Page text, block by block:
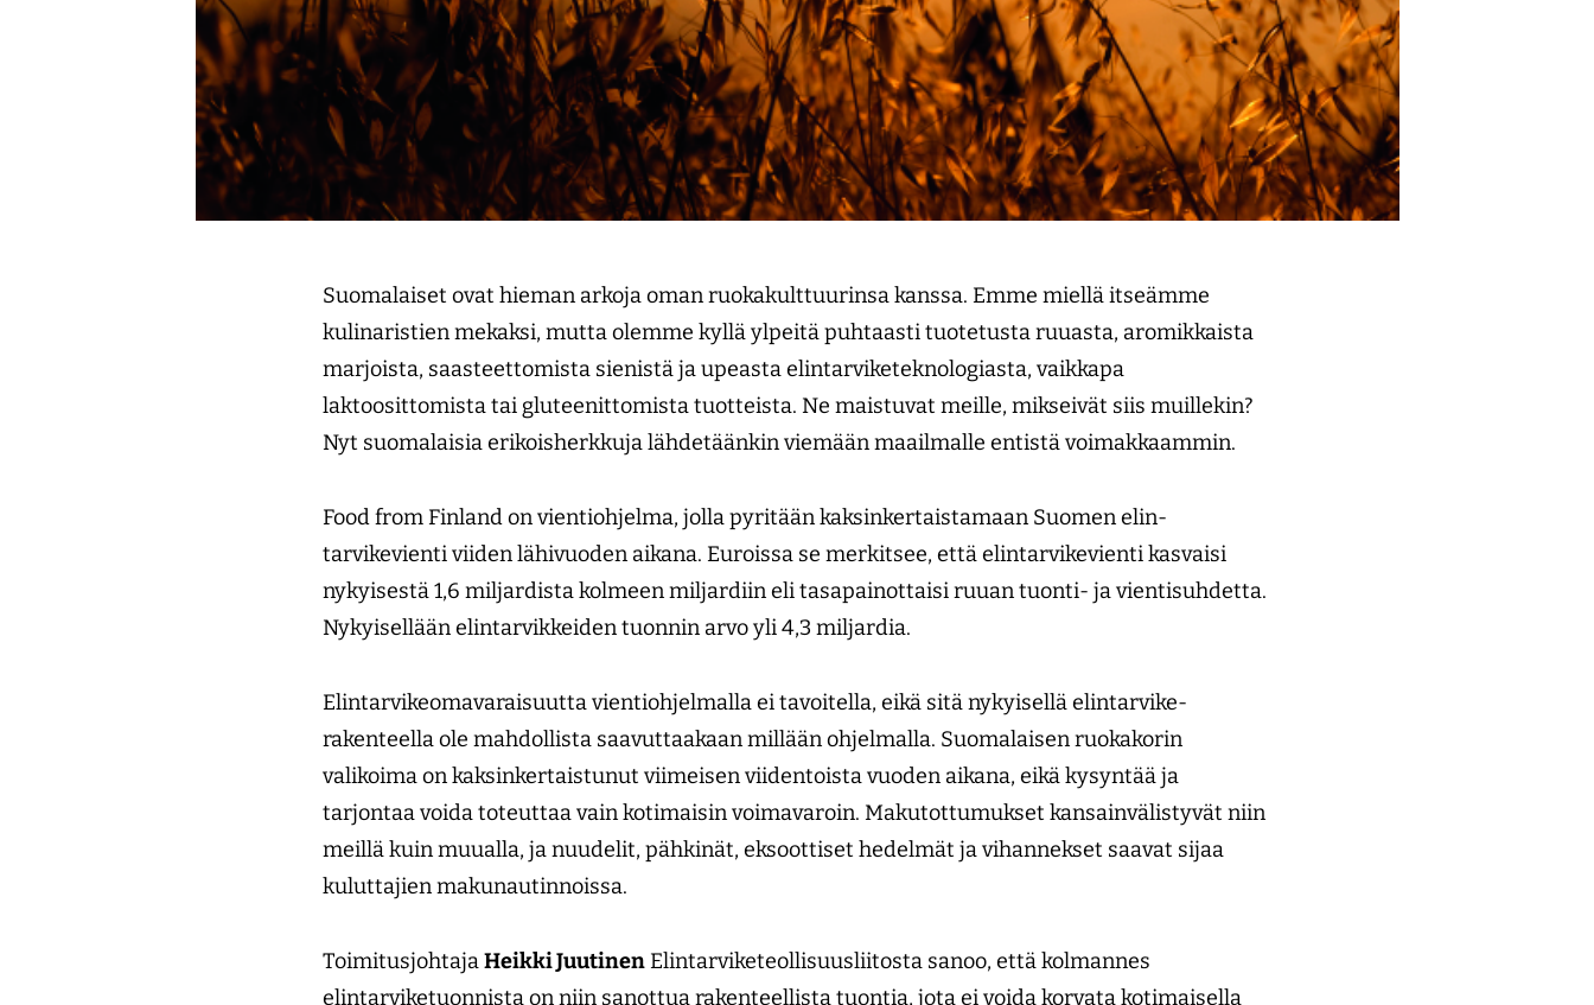
Suomalaiset ovat hieman arkoja oman ruokakulttuurinsa kanssa. Emme miellä itseämme
kulinaristien mekaksi, mutta olemme kyllä ylpeitä puhtaasti tuotetusta ruuasta, aromikkaista
marjoista, saasteettomista sienistä ja upeasta elintarviketeknologiasta, vaikkapa
laktoosittomista tai gluteenittomista tuotteista. Ne maistuvat meille, mikseivät siis muillekin?
Nyt suomalaisia erikoisherkkuja lähdetäänkin viemään maailmalle entistä voimakkaammin.
Food from Finland on vientiohjelma, jolla pyritään kaksinkertaistamaan Suomen elin­
tarvikevienti viiden lähivuoden aikana. Euroissa se merkitsee, että elintarvikevienti kasvaisi
nykyisestä 1,6 miljardista kolmeen miljardiin eli tasapainottaisi ruuan tuonti- ja vientisuhdetta.
Nykyisellään elintarvikkeiden tuonnin arvo yli 4,3 miljardia.
Elintarvikeomavaraisuutta vientiohjelmalla ei tavoitella, eikä sitä nykyisellä elintarvike­
rakenteella ole mahdollista saavuttaakaan millään ohjelmalla. Suomalaisen ruokakorin
valikoima on kaksinkertaistunut viimeisen viidentoista vuoden aikana, eikä kysyntää ja
tarjontaa voida toteuttaa vain kotimaisin voimavaroin. Makutottumukset kansainvälistyvät niin
meillä kuin muualla, ja nuudelit, pähkinät, eksoottiset hedelmät ja vihannekset saavat sijaa
kuluttajien makunautinnoissa.
ToimitusjohtajaHeikki JuutinenElin­tarvike­teollisuusliitosta sanoo, että kolmannes
elintarviketuonnista on niin sanottua rakenteellista tuontia, jota ei voida korvata kotimaisella